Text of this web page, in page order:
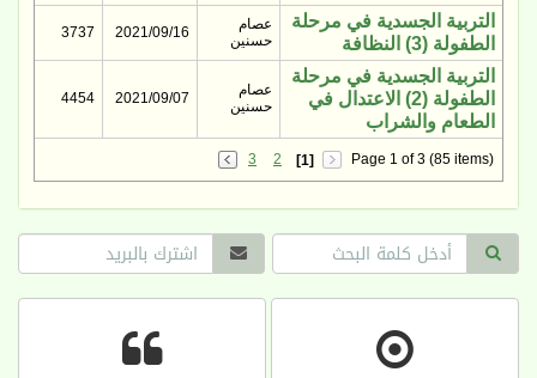
التربية الجسدية في مرحلة
الطفولة (3) النظافة
عصام
حسنين
2021/09/16
3737
التربية الجسدية في مرحلة
الطفولة (2) الاعتدال في
الطعام والشراب
عصام
حسنين
2021/09/07
4454
3 2 [1] Page 1 of 3 (85 items)